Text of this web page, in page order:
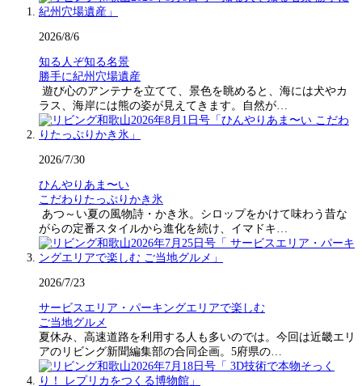
2026/8/6
知る人ぞ知る名景
勝手に紀州穴場遺産
遊び心のアンテナを立てて、景色を眺めると、海には犬やカ
ラス、海岸には熊の姿が見えてきます。自然が…
2026/7/30
ひんやりあま〜い
こだわりたっぷりかき氷
あつ～い夏の風物詩・かき氷。シロップをかけて味わう昔な
がらの定番スタイルから進化を続け、イマドキ…
2026/7/23
サービスエリア・パーキングエリアで楽しむ
ご当地グルメ
夏休み、高速道路を利用する人も多いのでは。今回は近畿エリ
アのリビング新聞編集部の合同企画。5府県の…